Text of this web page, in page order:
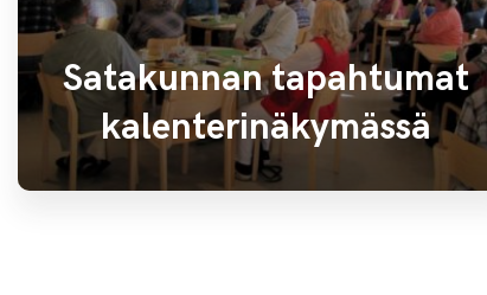
Satakunnan tapahtumat
kalenterinäkymässä